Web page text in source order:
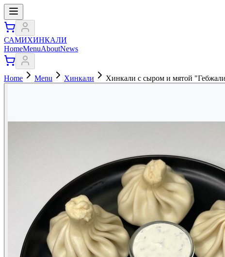
САМИХИНКАЛИ
HomeMenuAboutNews
Home Menu Хинкали Хинкали с сыром и мятой